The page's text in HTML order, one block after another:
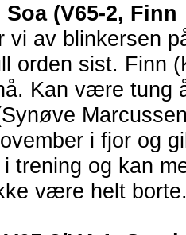
(V65-2, Finn
vi av blinkersen
orden sist. Finn
Kan være tung
i fjor og
trening og kan
være helt